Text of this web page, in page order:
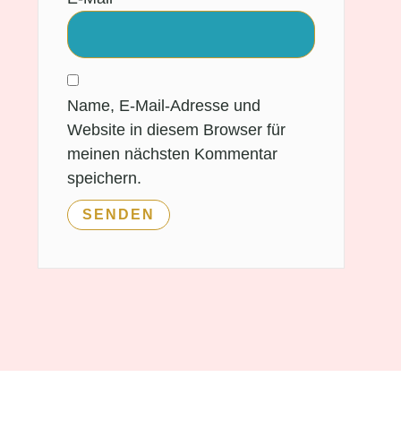
Name, E-Mail-Adresse und
Website in diesem Browser für
meinen nächsten Kommentar
speichern.